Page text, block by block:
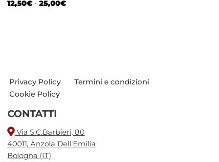
4.00
12,50€ - 25,00€
Privacy Policy
Termini e condizioni
Cookie Policy
CONTATTI
Via S.C.Barbieri, 80
40011, Anzola Dell'Emilia
Bologna (IT)